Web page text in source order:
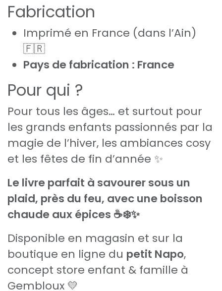
Fabrication
Imprimé en France (dans l’Ain)
🇫🇷
Pays de fabrication : France
Pour qui ?
Pour tous les âges… et surtout pour
les grands enfants passionnés par la
magie de l’hiver, les ambiances cosy
et les fêtes de fin d’année ✨
Le livre parfait à savourer sous un
plaid, près du feu, avec une boisson
chaude aux épices ☕❄️✨
Disponible en magasin et sur la
boutique en ligne du petit Napo,
concept store enfant & famille à
Gembloux 💛